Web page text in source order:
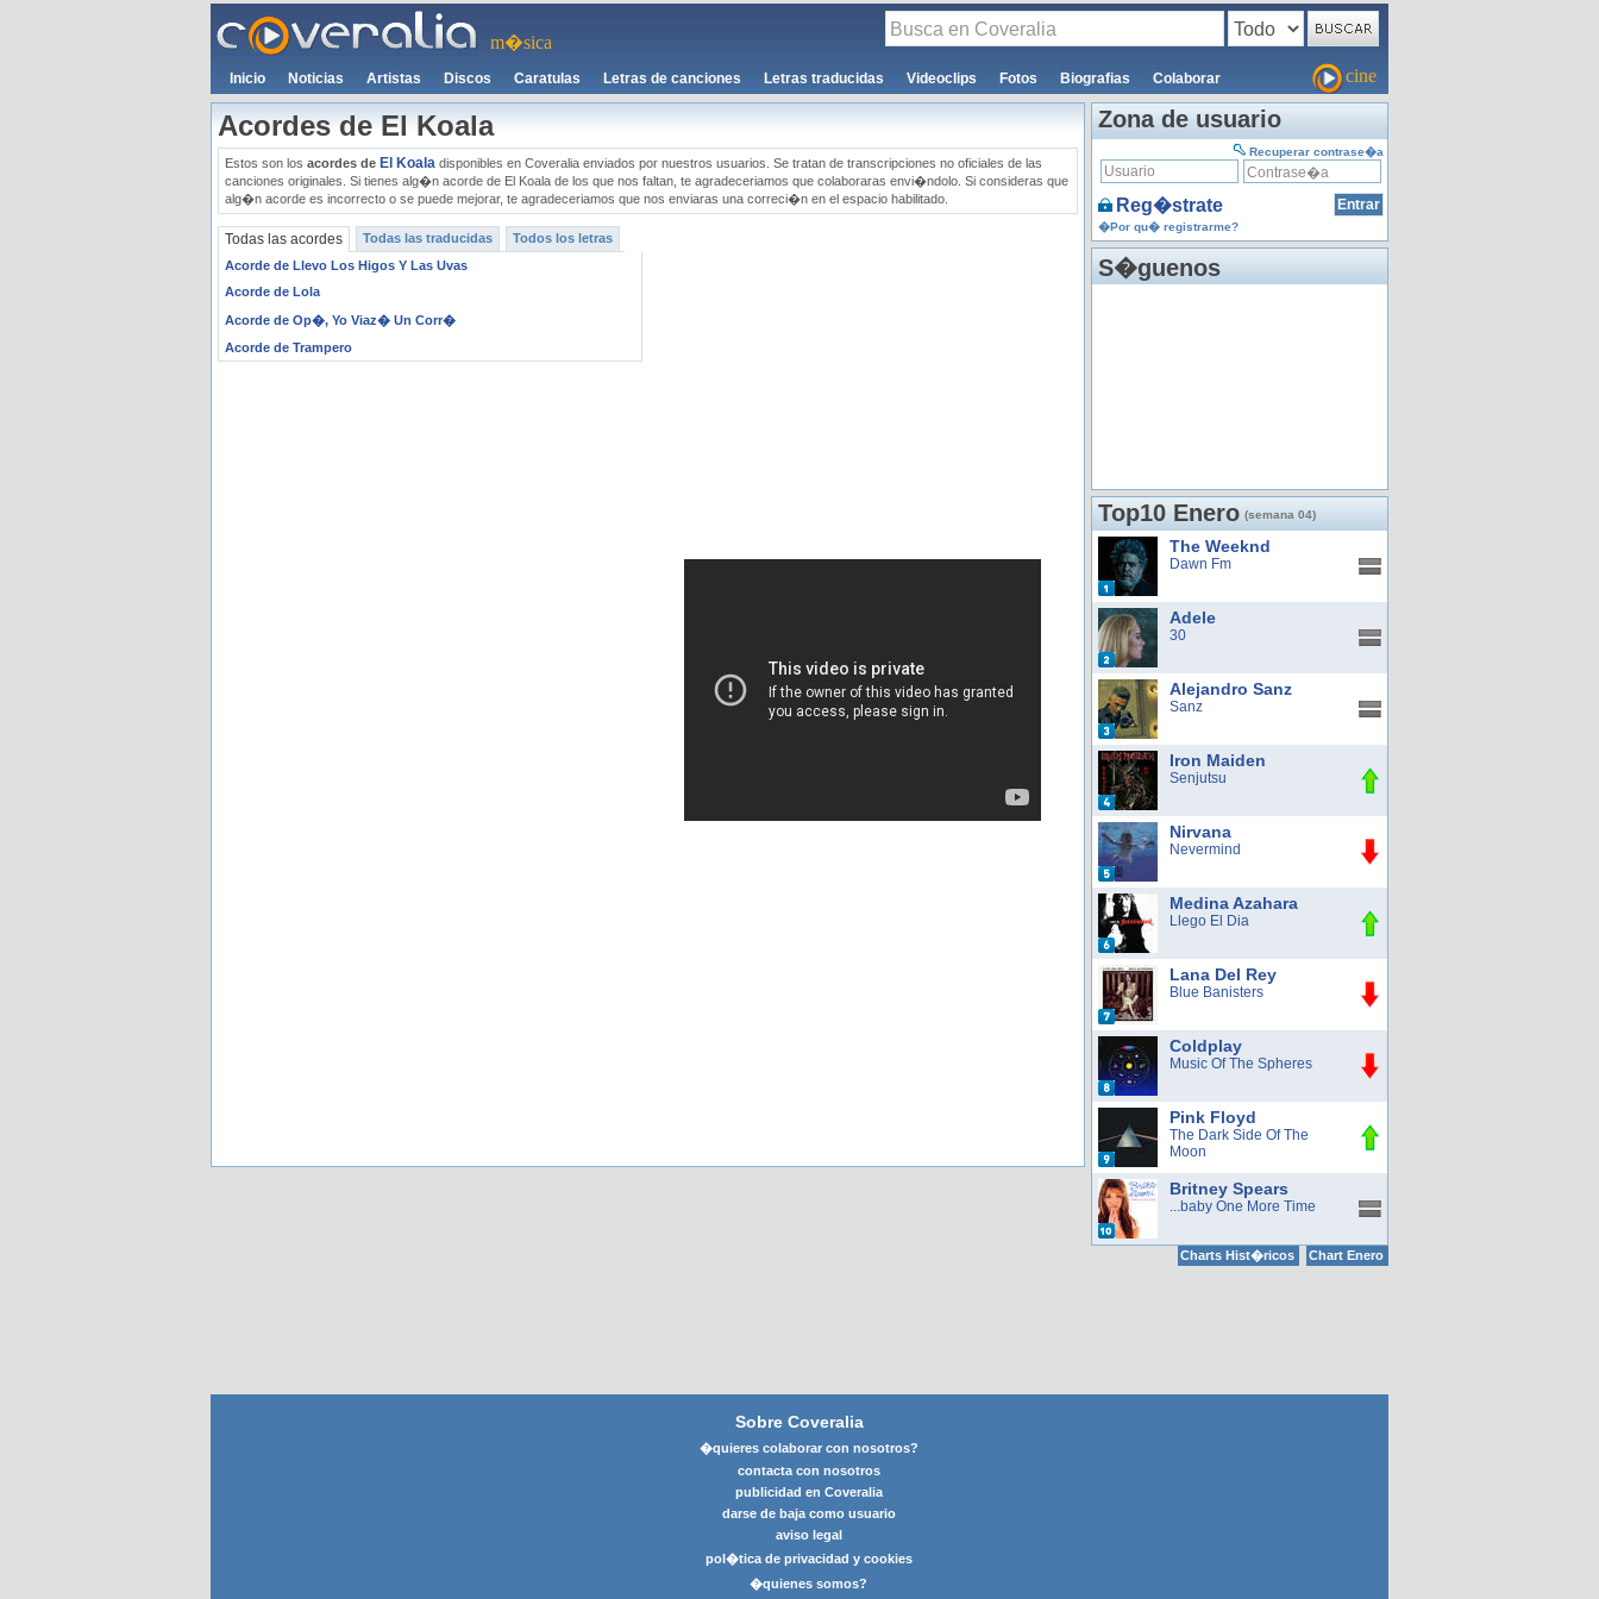
m�sica
Inicio Noticias Artistas Discos Caratulas Letras de canciones Letras traducidas Videoclips Fotos Biografias Colaborar cine
Acordes de El Koala
Estos son los acordes de El Koala disponibles en Coveralia enviados por nuestros usuarios. Se tratan de transcripciones no oficiales de las
canciones originales. Si tienes alg�n acorde de El Koala de los que nos faltan, te agradeceriamos que colaboraras envi�ndolo. Si consideras que
alg�n acorde es incorrecto o se puede mejorar, te agradeceriamos que nos enviaras una correci�n en el espacio habilitado.
Todas las acordes Todas las traducidas
Todos los letras
Acorde de Llevo Los Higos Y Las Uvas
Acorde de Lola
Acorde de Op�, Yo Viaz� Un Corr�
Acorde de Trampero
Zona de usuario
Recuperar contrase�a
Reg�strate
�Por qu� registrarme?
S�guenos
Top10 Enero (semana 04)
The Weeknd
Dawn Fm
Adele
30
Alejandro Sanz
Sanz
Iron Maiden
Senjutsu
Nirvana
Nevermind
Medina Azahara
Llego El Dia
Lana Del Rey
Blue Banisters
Coldplay
Music Of The Spheres
Pink Floyd
The Dark Side Of The
Moon
Britney Spears
...baby One More Time
Charts Hist�ricos Chart Enero
Sobre Coveralia
�quieres colaborar con nosotros?
contacta con nosotros
publicidad en Coveralia
darse de baja como usuario
aviso legal
pol�tica de privacidad y cookies
�quienes somos?